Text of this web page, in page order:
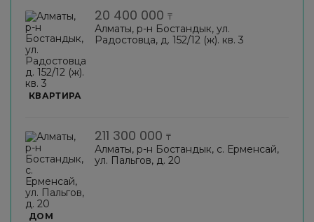
КВАРТИРА
20 400 000 ₸
Алматы, р-н Бостандык, ул.
Радостовца, д. 152/12 (ж). кв. 3
ДОМ
211 300 000 ₸
Алматы, р-н Бостандык, с. Ерменсай,
ул. Пальгов, д. 20